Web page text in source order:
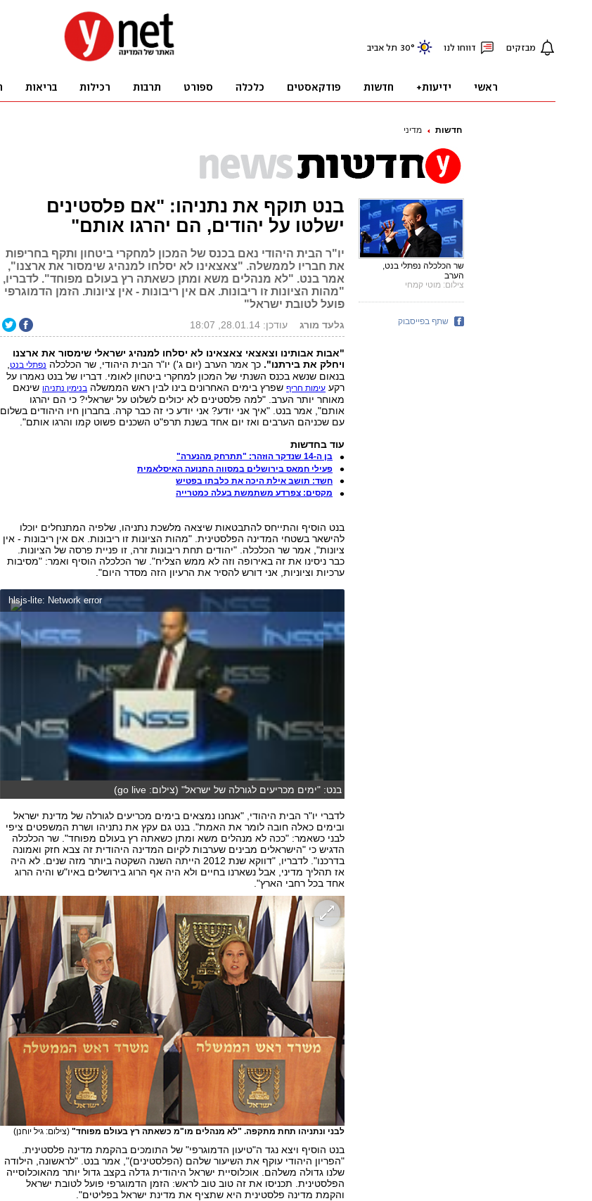
חדשות מדיני
בנט תוקף את נתניהו: "אם פלסטינים
ישלטו על יהודים, הם יהרגו אותם"
יו"ר הבית היהודי נאם בכנס של המכון למחקרי ביטחון ותקף בחריפות
את חבריו לממשלה. "צאצאינו לא יסלחו למנהיג שימסור את ארצנו",
אמר בנט. "לא מנהלים משא ומתן כשאתה רץ בעולם מפוחד". לדבריו,
"מהות הציונות זו ריבונות. אם אין ריבונות - אין ציונות. הזמן הדמוגרפי
פועל לטובת ישראל"
גלעד מורג עודכן: 28.01.14, 18:07
"אבות אבותינו וצאצאי צאצאינו לא יסלחו למנהיג ישראלי שימסור את ארצנו
ויחלק את בירתנו". כך אמר הערב (יום ג') יו"ר הבית היהודי, שר הכלכלה נפתלי בנט,
בנאום שנשא בכנס השנתי של המכון למחקרי ביטחון לאומי. דבריו של בנט נאמרו על
רקע עימות חריףשפרץ בימים האחרונים בינו לבין ראש הממשלה בנימין נתניהו שינאם
מאוחר יותר הערב. "למה פלסטינים לא יכולים לשלוט על ישראלי? כי הם יהרגו
אותם", אמר בנט. "איך אני יודע? אני יודע כי זה כבר קרה. בחברון חיו היהודים בשלום
עם שכניהם הערבים ואז יום אחד בשנת תרפ"ט השכנים פשוט קמו והרגו אותם".
עוד בחדשות
בן ה-14 שנדקר הוזהר: "תתרחק מהנערה"
פעילי חמאס בירושלים במסווה התנועה האיסלאמית
חשד: תושב אילת היכה את כלבתו בפטיש
מקסים: צפרדע משתמשת בעלה כמטרייה
בנט הוסיף והתייחס להתבטאות שיצאה מלשכת נתניהו, שלפיה המתנחלים יוכלו
להישאר בשטחי המדינה הפלסטינית. "מהות הציונות זו ריבונות. אם אין ריבונות - אין
ציונות", אמר שר הכלכלה. "יהודים תחת ריבונות זרה, זו פניית פרסה של הציונות.
כבר ניסינו את זה באירופה וזה לא ממש הצליח". שר הכלכלה הוסיף ואמר: "מסיבות
ערכיות וציוניות, אני דורש להסיר את הרעיון הזה מסדר היום".
hlsjs-lite: Network error
בנט: "ימים מכריעים לגורלה של ישראל" (צילום: go live)
לדברי יו"ר הבית היהודי, "אנחנו נמצאים בימים מכריעים לגורלה של מדינת ישראל
ובימים כאלה חובה לומר את האמת". בנט גם עקץ את נתניהו ושרת המשפטים ציפי
לבני כשאמר: "ככה לא מנהלים משא ומתן כשאתה רץ בעולם מפוחד". שר הכלכלה
הדגיש כי "הישראלים מבינים שערבות לקיום המדינה היהודית זה צבא חזק ואמונה
בדרכנו". לדבריו, "דווקא שנת 2012 הייתה השנה השקטה ביותר מזה שנים. לא היה
אז תהליך מדיני, אבל נשארנו בחיים ולא היה אף הרוג בירושלים באיו"ש והיה הרוג
אחד בכל רחבי הארץ".
לבני ונתניהו תחת מתקפה. "לא מנהלים מו"מ כשאתה רץ בעולם מפוחד" (צילום: גיל יוחנן)
בנט הוסיף ויצא נגד ה"טיעון הדמוגרפי" של התומכים בהקמת מדינה פלסטינית.
"הפריון היהודי עוקף את השיעור שלהם (הפלסטינים)", אמר בנט. "לראשונה, הילודה
שלנו גדולה משלהם. אוכלוסיית ישראל היהודית גדלה בקצב גדול יותר מהאוכלוסייה
הפלסטינית. תכניסו את זה טוב טוב לראש: הזמן הדמוגרפי פועל לטובת ישראל
והקמת מדינה פלסטינית היא שתציף את מדינת ישראל בפליטים".
שר הכלכלה נפתלי בנט,
הערב
צילום: מוטי קמחי
שתף בפייסבוק